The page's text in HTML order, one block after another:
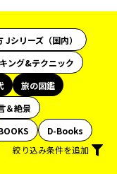
Jシリーズ（国内）
ング&テクニック
旅の図鑑
＆絶景
D-Books
絞り込み条件を追加